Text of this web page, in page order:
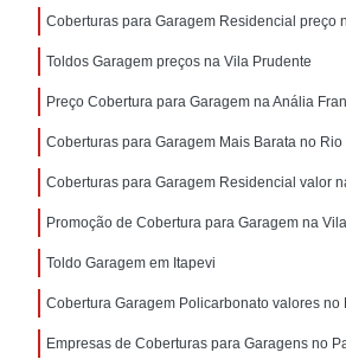
Coberturas para Garagem Residencial preço
Toldos Garagem preços na Vila Prudente
Preço Cobertura para Garagem na Anália
Coberturas para Garagem Mais Barata no
Coberturas para Garagem Residencial valor
Promoção de Cobertura para Garagem na
Toldo Garagem em Itapevi
Cobertura Garagem Policarbonato valores no
Empresas de Coberturas para Garagens no